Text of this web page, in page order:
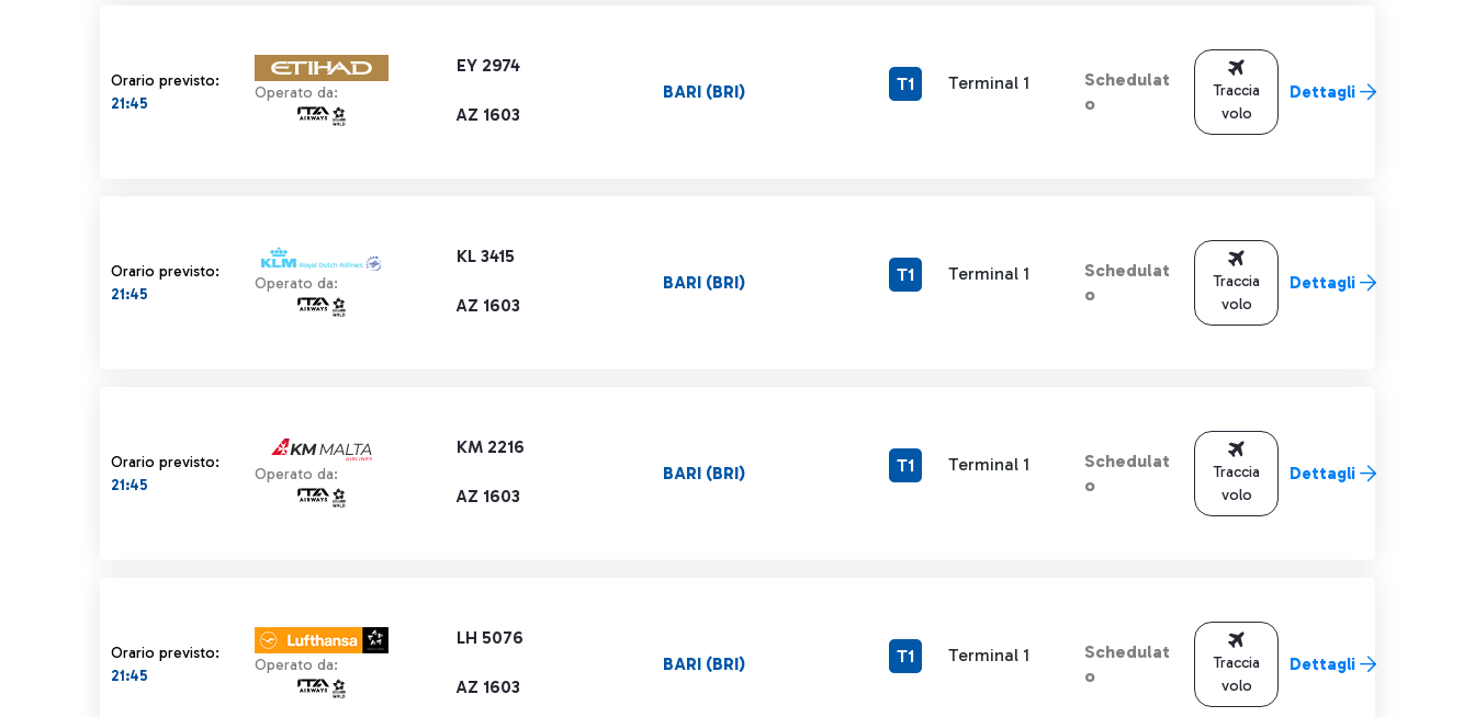
Orario previsto:
21:45
EY 2974
Operato da:
AZ 1603
BARI (BRI) T1 Terminal 1
Schedulat
o
Traccia
volo
Dettagli
Orario previsto:
21:45
KL 3415
Operato da:
AZ 1603
BARI (BRI) T1 Terminal 1
Schedulat
o
Traccia
volo
Dettagli
Orario previsto:
21:45
KM 2216
Operato da:
AZ 1603
BARI (BRI) T1 Terminal 1
Schedulat
o
Traccia
volo
Dettagli
Orario previsto:
21:45
LH 5076
Operato da:
AZ 1603
BARI (BRI) T1 Terminal 1
Schedulat
o
Traccia
volo
Dettagli